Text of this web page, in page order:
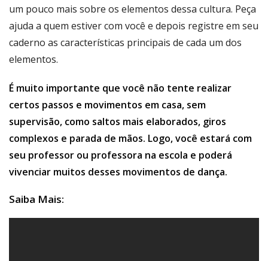
um pouco mais sobre os elementos dessa cultura. Peça
ajuda a quem estiver com você e depois registre em seu
caderno as características principais de cada um dos
elementos.
É muito importante que você não tente realizar
certos passos e movimentos em casa, sem
supervisão, como saltos mais elaborados, giros
complexos e parada de mãos. Logo, você estará com
seu professor ou professora na escola e poderá
vivenciar muitos desses movimentos de dança.
Saiba Mais: